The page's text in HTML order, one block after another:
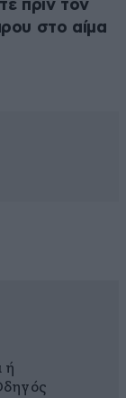
πριν τον
στο αίμα
ή